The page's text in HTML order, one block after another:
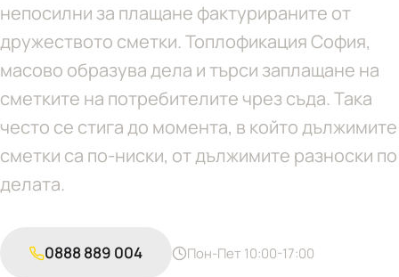
непосилни за плащане фактурираните от
дружеството сметки. Топлофикация София,
масово образува дела и търси заплащане на
сметките на потребителите чрез съда. Така
често се стига до момента, в който дължимите
сметки са по-ниски, от дължимите разноски по
делата.
0888 889 004 Пон-Пет 10:00-17:00